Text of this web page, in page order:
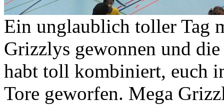
Ein unglaublich toller Tag
Grizzlys gewonnen und
habt toll kombiniert, euch
Tore geworfen. Mega